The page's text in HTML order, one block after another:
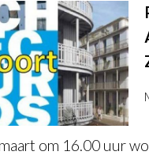
om 16.00 uur